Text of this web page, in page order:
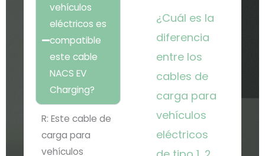
vehículos
eléctricos es
compatible
este cable
NACS EV
Charging?
R: Este cable de
carga para
vehículos
¿Cuál es la
diferencia
entre los
cables de
carga para
vehículos
eléctricos
Página